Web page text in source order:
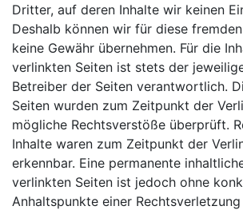
Dritter, auf deren Inhalte wir keinen
Deshalb können wir für diese
keine Gewähr übernehmen. Für die
verlinkten Seiten ist stets der
Betreiber der Seiten verantwortlich.
Seiten wurden zum Zeitpunkt der
mögliche Rechtsverstöße überprüft.
Inhalte waren zum Zeitpunkt der
erkennbar. Eine permanente
verlinkten Seiten ist jedoch ohne
Anhaltspunkte einer